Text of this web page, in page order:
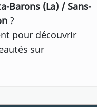
Barons (La) / Sans-
?
pour découvrir
sur